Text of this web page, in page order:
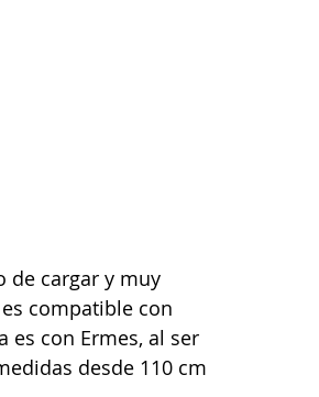
de cargar y muy
compatible con
es con Ermes, al ser
desde 110 cm